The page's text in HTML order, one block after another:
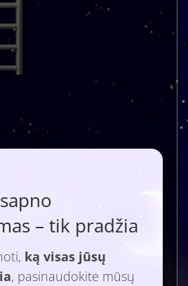
– tik pradžia
ką visas jūsų
, pasinaudokite mūsų